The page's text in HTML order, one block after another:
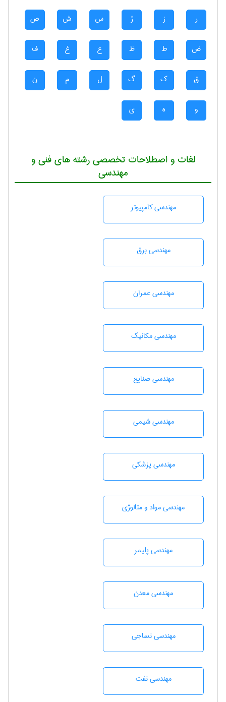
ر ز ژ س ش ص
ض ط ظ ع غ ف
ق ک گ ل م ن
و ه ی
لغات و اصطلاحات تخصصی رشته های فنی و
مهندسی
مهندسی كامپيوتر
مهندسی برق
مهندسی عمران
مهندسی مکانیک
مهندسی صنايع
مهندسي شيمی
مهندسی پزشکی
مهندسی مواد و متالوژی
مهندسی پليمر
مهندسی معدن
مهندسي نساجی
مهندسی نفت